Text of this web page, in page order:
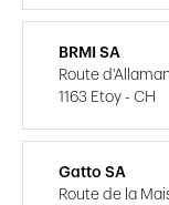
BRMI SA
Route
1163 Etoy - CH
Gatto SA
Route de la